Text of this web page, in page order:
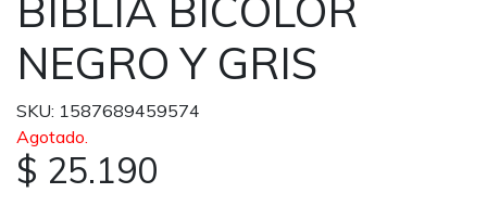
BIBLIA BICOLOR
NEGRO Y GRIS
SKU: 1587689459574
Agotado.
$ 25.190